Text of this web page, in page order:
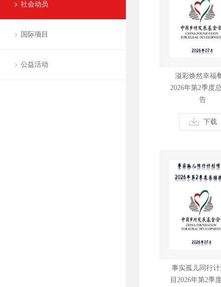
社会动员
国际项目
公益活动
溢彩焕然幸福
2026年第2季度
告
下载
事实孤儿同行
目2026年第2季